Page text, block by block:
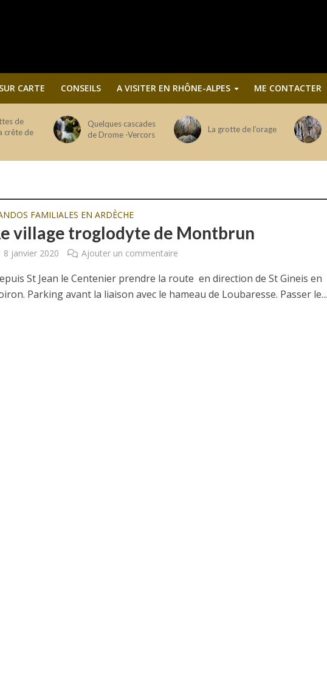
CARTE CONSEILS A VISITER EN RHÔNE-ALPES ME CONTACTER
de
crête de
Quelques cascades
de Drome -Vercors
La grotte de l’orage
FAMILIALES EN ARDÈCHE
village troglodyte de Montbrun
8 janvier 2020 Ajouter un commentaire
St Jean le Centenier prendre la route en direction de St Gineis en
Parking avant la liaison avec le hameau de Loubaresse. Passer le...